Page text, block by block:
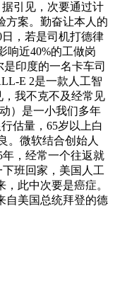
引见，次要通过计
方案。勤奋让本人的
，若是司机打德律
响近40%的工做岗
印度的一名卡车司
E 2是一款人工智
我不克不及经常见
）是一小我们多年
估量，65岁以上白
。微软结合创始人
，经常一个往返就
班回家，美国人工
此中次要是癌症。
自美国总统拜登的德